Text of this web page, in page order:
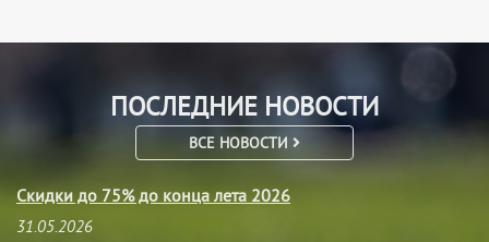
ПОСЛЕДНИЕ НОВОСТИ
ВСЕ НОВОСТИ
Скидки до 75% до конца лета 2026
31.05.2026